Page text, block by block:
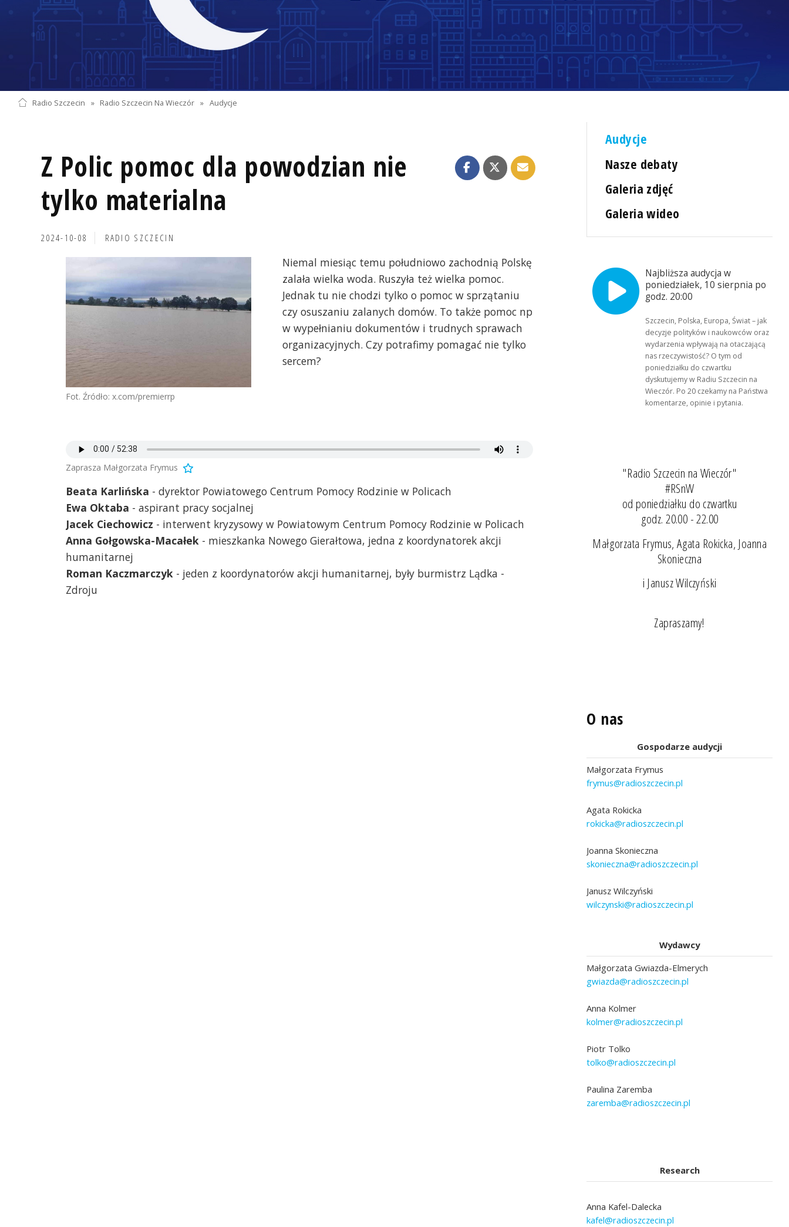
Radio Szczecin » Radio Szczecin Na Wieczór » Audycje
Z Polic pomoc dla powodzian nie
tylko materialna
2024-10-08 RADIO SZCZECIN
Fot. Źródło: x.com/premierrp
Niemal miesiąc temu południowo zachodnią Polskę
zalała wielka woda. Ruszyła też wielka pomoc.
Jednak tu nie chodzi tylko o pomoc w sprzątaniu
czy osuszaniu zalanych domów. To także pomoc np
w wypełnianiu dokumentów i trudnych sprawach
organizacyjnych. Czy potrafimy pomagać nie tylko
sercem?
Zaprasza Małgorzata Frymus
Beata Karlińska - dyrektor Powiatowego Centrum Pomocy Rodzinie w Policach
Ewa Oktaba - aspirant pracy socjalnej
Jacek Ciechowicz - interwent kryzysowy w Powiatowym Centrum Pomocy Rodzinie w Policach
Anna Gołgowska-Macałek - mieszkanka Nowego Gierałtowa, jedna z koordynatorek akcji
humanitarnej
Roman Kaczmarczyk - jeden z koordynatorów akcji humanitarnej, były burmistrz Lądka -
Zdroju
Audycje
Nasze debaty
Galeria zdjęć
Galeria wideo
Najbliższa audycja w
poniedziałek, 10 sierpnia po
godz. 20:00
Szczecin, Polska, Europa, Świat – jak
decyzje polityków i naukowców oraz
wydarzenia wpływają na otaczającą
nas rzeczywistość? O tym od
poniedziałku do czwartku
dyskutujemy w Radiu Szczecin na
Wieczór. Po 20 czekamy na Państwa
komentarze, opinie i pytania.
"Radio Szczecin na Wieczór"
#RSnW
od poniedziałku do czwartku
godz. 20.00 - 22.00
Małgorzata Frymus, Agata Rokicka, Joanna
Skonieczna
i Janusz Wilczyński
Zapraszamy!
O nas
Gospodarze audycji
Małgorzata Frymus
frymus@radioszczecin.pl
Agata Rokicka
rokicka@radioszczecin.pl
Joanna Skonieczna
skonieczna@radioszczecin.pl
Janusz Wilczyński
wilczynski@radioszczecin.pl
Wydawcy
Małgorzata Gwiazda-Elmerych
gwiazda@radioszczecin.pl
Anna Kolmer
kolmer@radioszczecin.pl
Piotr Tolko
tolko@radioszczecin.pl
Paulina Zaremba
zaremba@radioszczecin.pl
Research
Anna Kafel-Dalecka
kafel@radioszczecin.pl